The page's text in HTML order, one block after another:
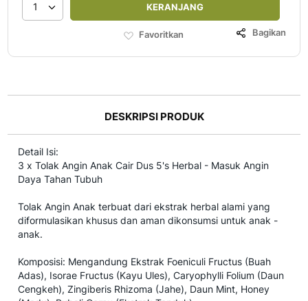
Bagikan
1 KERANJANG
Favoritkan
DESKRIPSI PRODUK
Detail Isi:
3 x Tolak Angin Anak Cair Dus 5's Herbal - Masuk Angin
Daya Tahan Tubuh
Tolak Angin Anak terbuat dari ekstrak herbal alami yang
diformulasikan khusus dan aman dikonsumsi untuk anak -
anak.
Komposisi: Mengandung Ekstrak Foeniculi Fructus (Buah
Adas), Isorae Fructus (Kayu Ules), Caryophylli Folium (Daun
Cengkeh), Zingiberis Rhizoma (Jahe), Daun Mint, Honey